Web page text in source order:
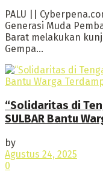
PALU ||
Generasi Muda
Barat melakukan
Gempa...
“Solidaritas di
SULBAR Bantu
by
Agustus 24, 2025
0